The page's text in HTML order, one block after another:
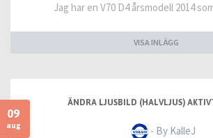
Jag har en V70 D4 årsmodell 2014
VISA INLÄGG
09
aug
ÄNDRA LJUSBILD (HALVLJUS)
- By KalleJ